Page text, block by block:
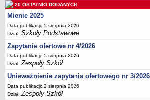
Dane podstawowe
Statut
Majątek
Godziny dyżurów
Ogłoszenie
Zarządzenia
Kontrole
Rejestry, ewidencje, archiwa
20 OSTATNIO DODANYCH
Mienie 2025
Data publikacji: 5 sierpnia 2026
Dział:Szkoły Podstawowe
Zapytanie ofertowe nr 4/2026
Data publikacji: 5 sierpnia 2026
Dział:Zespoły Szkół
Unieważnienie zapytania ofertowego nr 3/2026
Data publikacji: 3 sierpnia 2026
Dział:Zespoły Szkół